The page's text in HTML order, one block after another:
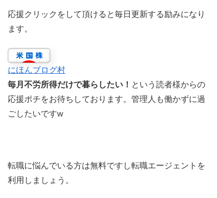
応援クリックをして頂けると毎日更新する励みになり
ます。
にほんブログ村
毎月不労所得だけで暮らしたい！ という読者様からの
応援ポチをお待ちしております。管理人も働かずに過
ごしたいですw
転職に悩んでいる方は無料ですし転職エージェントを
利用しましょう。